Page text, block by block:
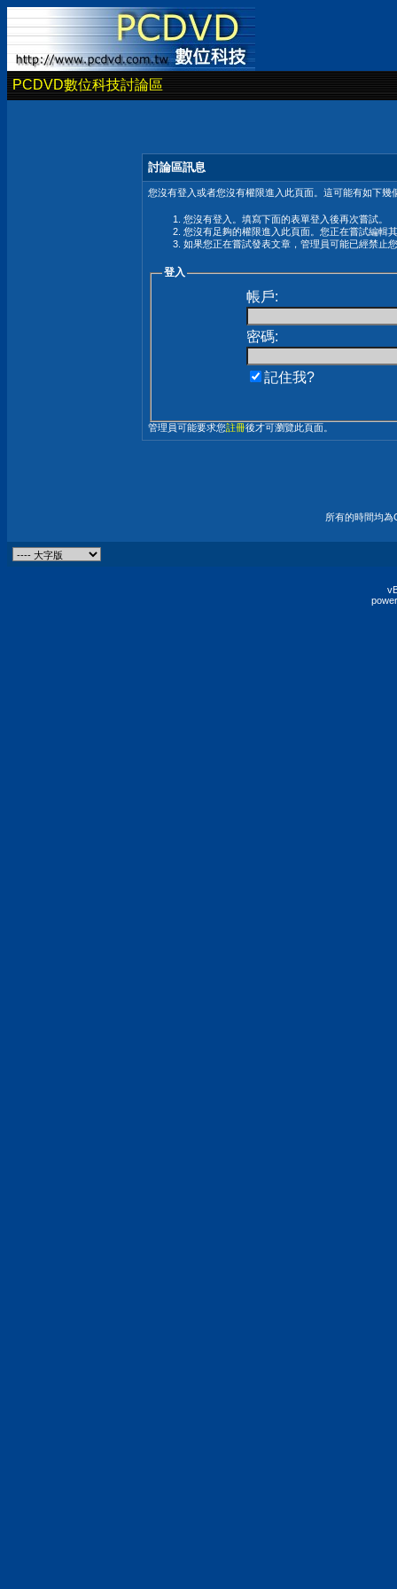
PCDVD數位科技討論區
討論區訊息
您沒有登入或者您沒有權限進入此頁面。這可能有如下幾
您沒有登入。填寫下面的表單登入後再次嘗試。
您沒有足夠的權限進入此頁面。您正在嘗試編輯
如果您正在嘗試發表文章，管理員可能已經禁止
登入
帳戶:
密碼:
記住我?
管理員可能要求您註冊後才可瀏覽此頁面。
所有的時間均為